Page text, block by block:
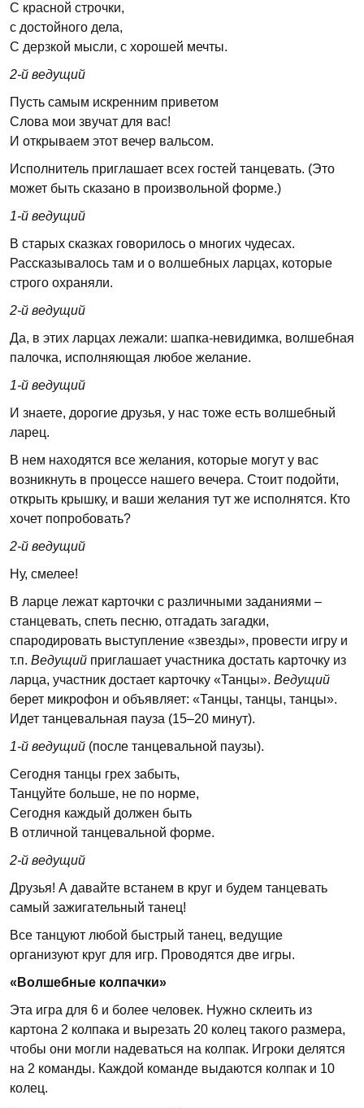
С красной строчки,
с достойного дела,
С дерзкой мысли, с хорошей мечты.
2-й ведущий
Пусть самым искренним приветом
Слова мои звучат для вас!
И открываем этот вечер вальсом.
Исполнитель приглашает всех гостей танцевать. (Это
может быть сказано в произвольной форме.)
1-й ведущий
В старых сказках говорилось о многих чудесах.
Рассказывалось там и о волшебных ларцах, которые
строго охраняли.
2-й ведущий
Да, в этих ларцах лежали: шапка-невидимка, волшебная
палочка, исполняющая любое желание.
1-й ведущий
И знаете, дорогие друзья, у нас тоже есть волшебный
ларец.
В нем находятся все желания, которые могут у вас
возникнуть в процессе нашего вечера. Стоит подойти,
открыть крышку, и ваши желания тут же исполнятся. Кто
хочет попробовать?
2-й ведущий
Ну, смелее!
В ларце лежат карточки с различными заданиями –
станцевать, спеть песню, отгадать загадки,
спародировать выступление «звезды», провести игру и
т.п. Ведущий приглашает участника достать карточку из
ларца, участник достает карточку «Танцы». Ведущий
берет микрофон и объявляет: «Танцы, танцы, танцы».
Идет танцевальная пауза (15–20 минут).
1-й ведущий (после танцевальной паузы).
Сегодня танцы грех забыть,
Танцуйте больше, не по норме,
Сегодня каждый должен быть
В отличной танцевальной форме.
2-й ведущий
Друзья! А давайте встанем в круг и будем танцевать
самый зажигательный танец!
Все танцуют любой быстрый танец, ведущие
организуют круг для игр. Проводятся две игры.
«Волшебные колпачки»
Эта игра для 6 и более человек. Нужно склеить из
картона 2 колпака и вырезать 20 колец такого размера,
чтобы они могли надеваться на колпак. Игроки делятся
на 2 команды. Каждой команде выдаются колпак и 10
колец.